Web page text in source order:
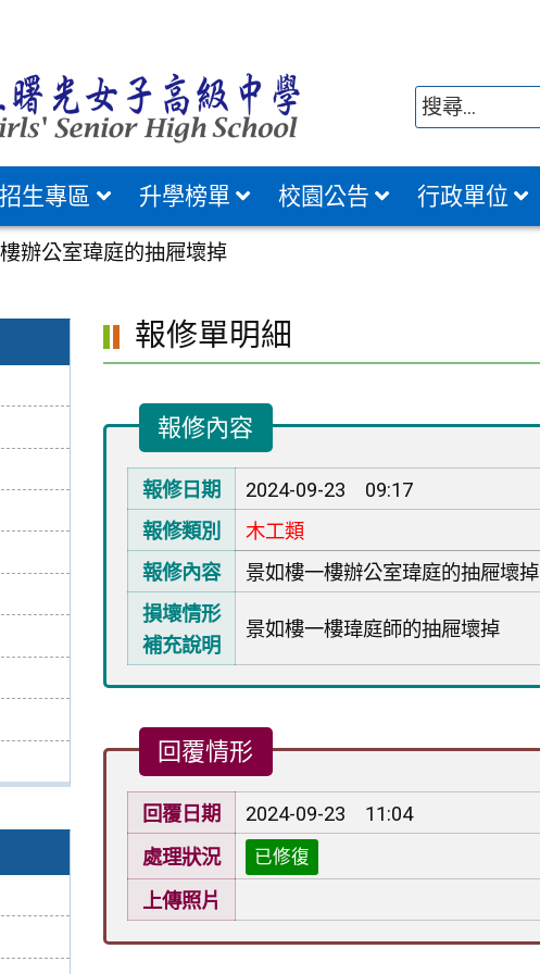
招生專區 升學榜單 校園公告 行政單位
辦公室瑋庭的抽屜壞掉
報修單明細
報修內容
報修日期 2024-09-23 09:17
報修類別
木工類
報修內容
景如樓一樓辦公室瑋庭的抽屜壞掉
損壞情形
補充說明
景如樓一樓瑋庭師的抽屜壞掉
回覆情形
回覆日期 2024-09-23 11:04
處理狀況
已修復
上傳照片